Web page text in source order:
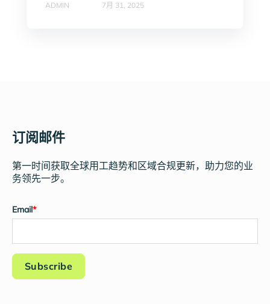
ADMIN 7月 31, 2025
订阅邮件
第一时间获取全球用工趋势和区域合规更新，助力您的业
务领先一步。
Email*